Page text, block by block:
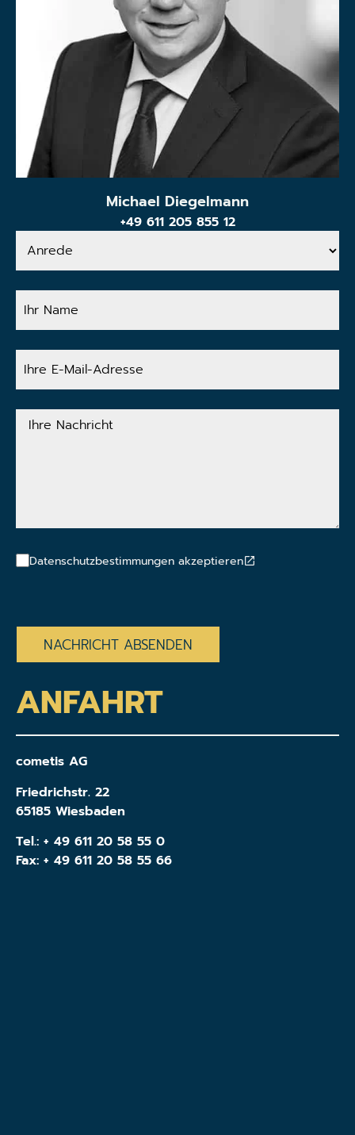
Michael Diegelmann
+49 611 205 855 12
Anrede
Ihr
Name
Ihre
E-
Adresse
Ihre
Nachricht
Datenschutzbestimmungen akzeptieren
ANFAHRT
cometis AG
Friedrichstr. 22
65185 Wiesbaden
Tel.: + 49 611 20 58 55 0
Fax: + 49 611 20 58 55 66